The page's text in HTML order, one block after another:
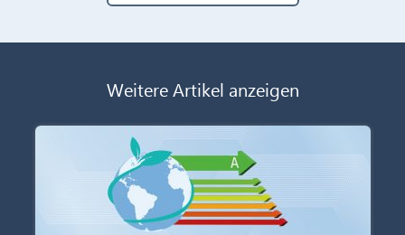
Weitere Artikel anzeigen